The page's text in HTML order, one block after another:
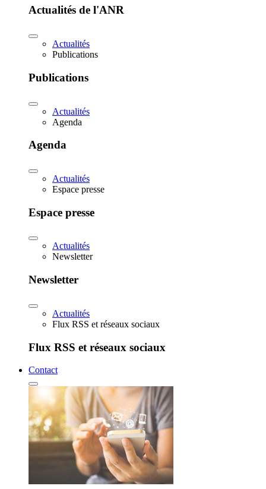
Actualités de l'ANR
Actualités
Publications
Publications
Actualités
Agenda
Agenda
Actualités
Espace presse
Espace presse
Actualités
Newsletter
Newsletter
Actualités
Flux RSS et réseaux sociaux
Flux RSS et réseaux sociaux
Contact